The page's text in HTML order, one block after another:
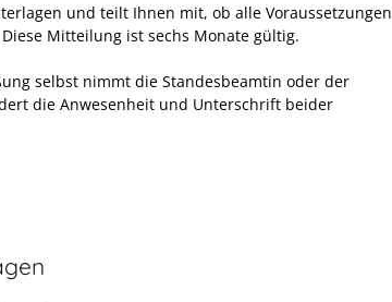
und teilt Ihnen mit, ob alle Voraussetzungen
Diese Mitteilung ist sechs Monate gültig.
selbst nimmt die Standesbeamtin oder der
die Anwesenheit und Unterschrift beider